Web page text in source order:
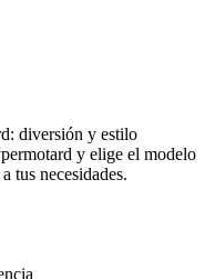
diversión y estilo
y elige el modelo
tus necesidades.